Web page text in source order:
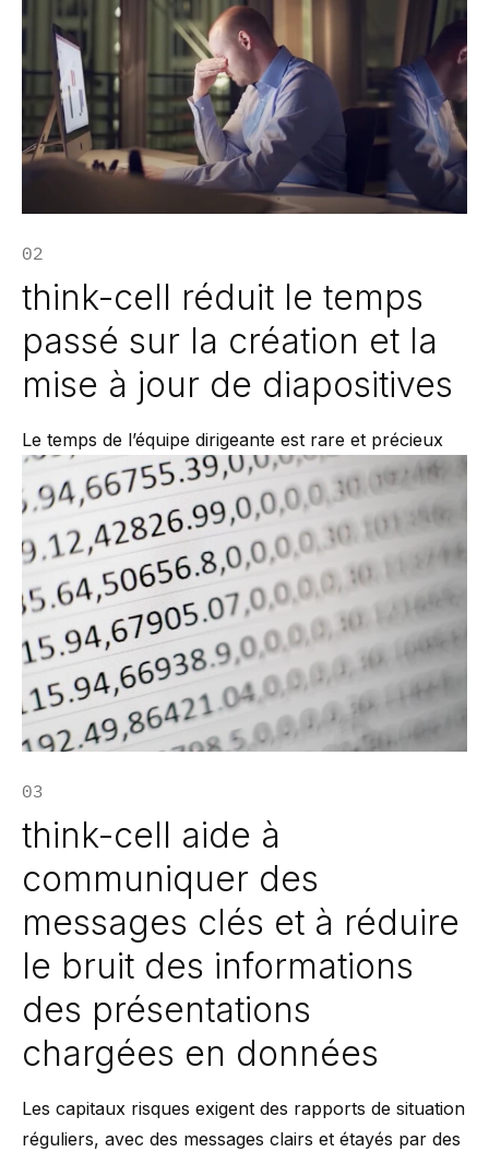
02
think-cell réduit le temps
passé sur la création et la
mise à jour de diapositives
Le temps de l’équipe dirigeante est rare et précieux
03
think-cell aide à
communiquer des
messages clés et à réduire
le bruit des informations
des présentations
chargées en données
Les capitaux risques exigent des rapports de situation
réguliers, avec des messages clairs et étayés par des